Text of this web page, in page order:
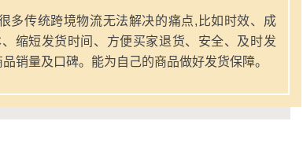
多传统跨境物流无法解决的痛点,比如时效、成
缩短发货时间、方便买家退货、安全、及时发
销量及口碑。能为自己的商品做好发货保障。